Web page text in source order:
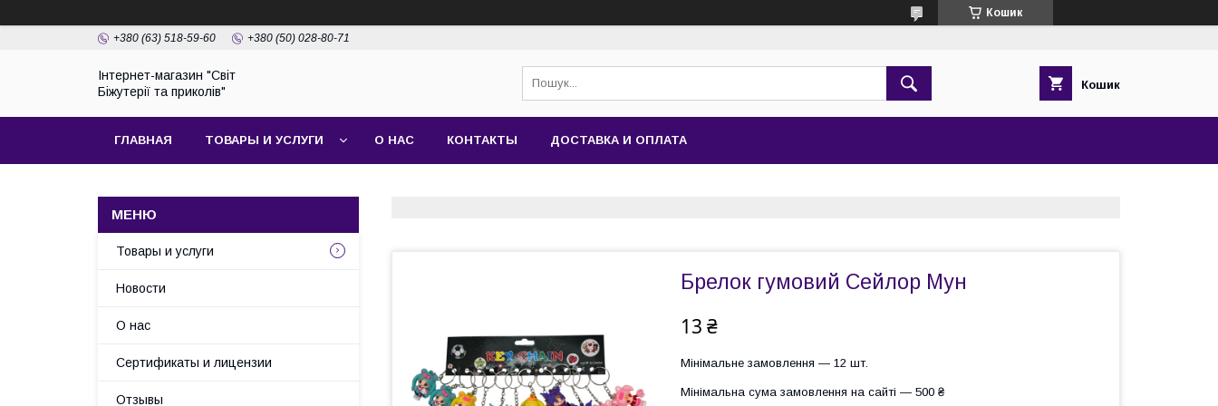
Кошик
+380 (63) 518-59-60 +380 (50) 028-80-71
Інтернет-магазин "Світ
Біжутерії та приколів"
Кошик
ГЛАВНАЯ ТОВАРЫ И УСЛУГИ О НАС КОНТАКТЫ ДОСТАВКА И ОПЛАТА
Брелок гумовий Сейлор Мун
13 ₴
Мінімальне замовлення — 12 шт.
Мінімальна сума замовлення на сайті — 500 ₴
Товары и услуги
Новости
О нас
Сертификаты и лицензии
Отзывы